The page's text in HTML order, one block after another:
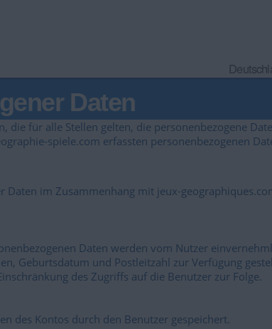
Daten
die für alle Stellen gelten, die personenbezogene
spiele.com erfassten personenbezogenen
Daten im Zusammenhang mit jeux-
Daten werden vom Nutzer
Geburtsdatum und Postleitzahl zur Verfügung
des Zugriffs auf die Benutzer zur Folge.
des Kontos durch den Benutzer gespeichert.